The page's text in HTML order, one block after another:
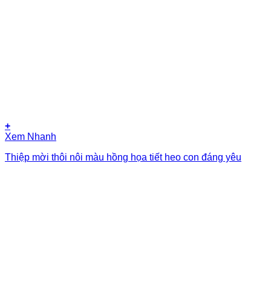
+
Xem Nhanh
Thiệp mời thôi nôi màu hồng họa tiết heo con đáng yêu